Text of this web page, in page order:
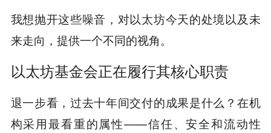
我想抛开这些噪音，对以太坊今天的处境以及未
来走向，提供一个不同的视角。
以太坊基金会正在履行其核心职责
退一步看，过去十年间交付的成果是什么？在机
构采用最看重的属性——信任、安全和流动性